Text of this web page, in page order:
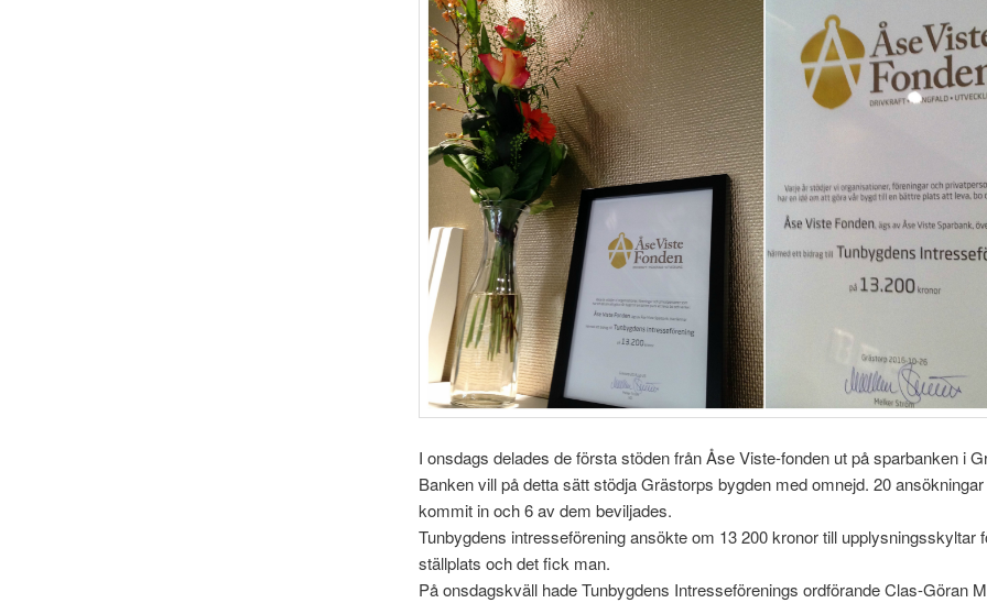
I onsdags delades de första stöden från Åse Viste-fonden ut på sparbanken i
Banken vill på detta sätt stödja Grästorps bygden med omnejd. 20
kommit in och 6 av dem beviljades.
Tunbygdens intresseförening ansökte om 13 200 kronor till upplysningsskyltar
ställplats och det fick man.
På onsdagskväll hade Tunbygdens Intresseförenings ordförande Clas-Göran